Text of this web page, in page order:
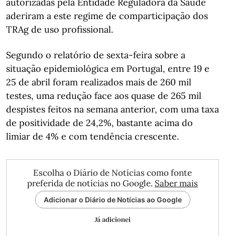
aderiram a este regime de comparticipação dos
TRAg de uso profissional.
Segundo o relatório de sexta-feira sobre a
situação epidemiológica em Portugal, entre 19 e
25 de abril foram realizados mais de 260 mil
testes, uma redução face aos quase de 265 mil
despistes feitos na semana anterior, com uma taxa
de positividade de 24,2%, bastante acima do
limiar de 4% e com tendência crescente.
Escolha o Diário de Notícias como fonte
preferida de notícias no Google. Saber mais
Adicionar o Diário de Notícias ao Google
Já adicionei